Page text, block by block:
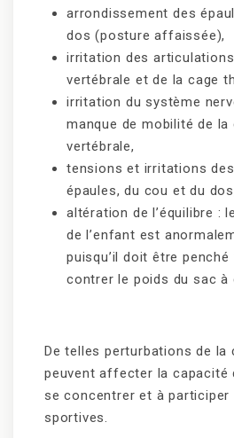
arrondissement des
dos (posture affaissée),
irritation des
vertébrale et de la cage
irritation du système
manque de mobilité de la
vertébrale,
tensions et irritations
épaules, du cou et du
altération de l’équilibre :
de l’enfant est
puisqu’il doit être penché
contrer le poids du sac à
De telles perturbations de la
peuvent affecter la capacité
se concentrer et à participer
sportives.